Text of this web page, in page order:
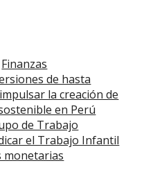
Finanzas
de hasta
la creación de
en Perú
de Trabajo
el Trabajo Infantil
monetarias